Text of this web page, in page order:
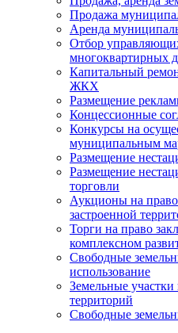
Продажа
Аренда
Отбор
многоквартирных
Капитальный
ЖКХ
Размещение
Концессионные
Конкурсы на
муниципальным
Размещение
Размещение
торговли
Аукционы на право
застроенной
Торги на право
комплексном
Свободные
использование
Земельные участки
территорий
Свободные